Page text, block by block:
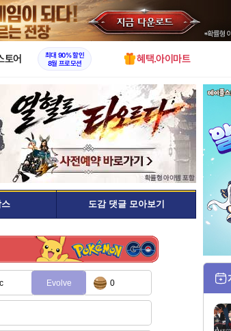
X
토어
최대 90% 할인
8월 프로모션
혜택.아이마트
도감 댓글 모아보기
Evolve 0